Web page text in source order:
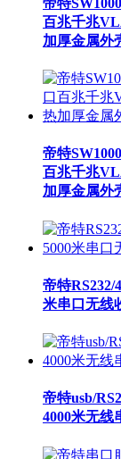
百兆千兆
加厚金属外
帝特
百兆千兆
加厚金属外
帝特
米串口无线
帝特usb/
4000米无线